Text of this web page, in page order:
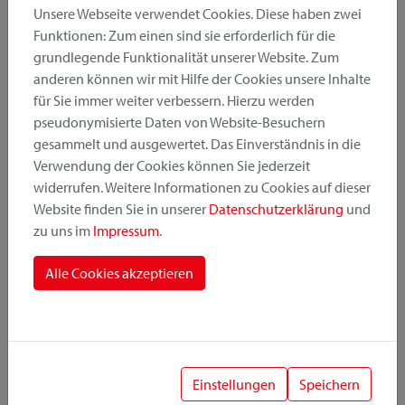
Produktkategorie
Montageposition
Befestigungssystem
Unsere Webseite verwendet Cookies. Diese haben zwei
Funktionen: Zum einen sind sie erforderlich für die
grundlegende Funktionalität unserer Website. Zum
anderen können wir mit Hilfe der Cookies unsere Inhalte
für Sie immer weiter verbessern. Hierzu werden
pseudonymisierte Daten von Website-Besuchern
gesammelt und ausgewertet. Das Einverständnis in die
Verwendung der Cookies können Sie jederzeit
widerrufen. Weitere Informationen zu Cookies auf dieser
Website finden Sie in unserer Datenschutzerklärung und
zu uns im Impressum.
Alle Cookies akzeptieren
Einstellungen Speichern